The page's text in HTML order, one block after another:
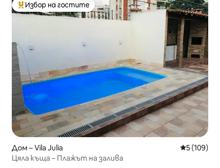
Най-популярен избор на гостите
Избор на гостите
Дом – Vila Julia Средна
5 (109)
Цяла къща – Плажът на залива